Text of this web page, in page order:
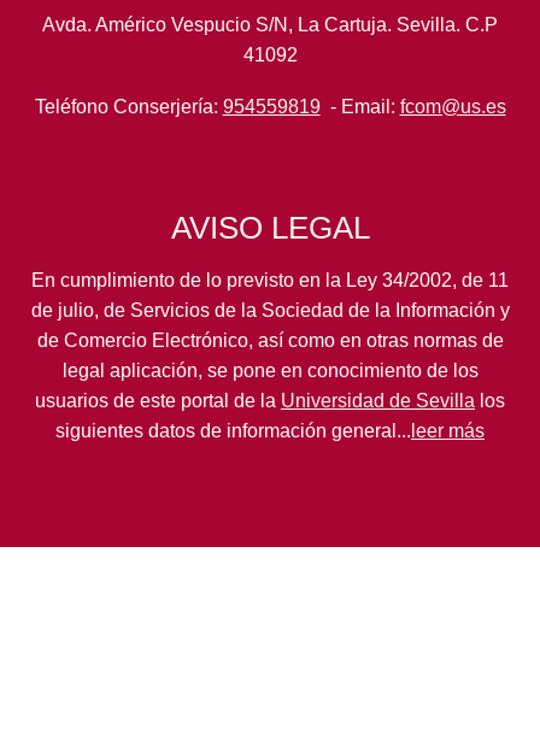
Avda. Américo Vespucio S/N, La Cartuja. Sevilla. C.P
41092
Teléfono Conserjería: 954559819- Email: fcom@us.es
AVISO LEGAL
En cumplimiento de lo previsto en la Ley 34/2002, de 11
de julio, de Servicios de la Sociedad de la Información y
de Comercio Electrónico, así como en otras normas de
legal aplicación, se pone en conocimiento de los
usuarios de este portal de la Universidad de Sevilla los
siguientes datos de información general... leer más